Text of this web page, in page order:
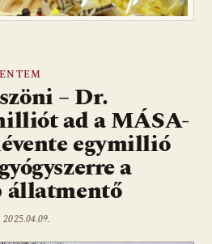
– Dr.
ad a MÁSA-
egymillió
a
állatmentő
2025.04.09.